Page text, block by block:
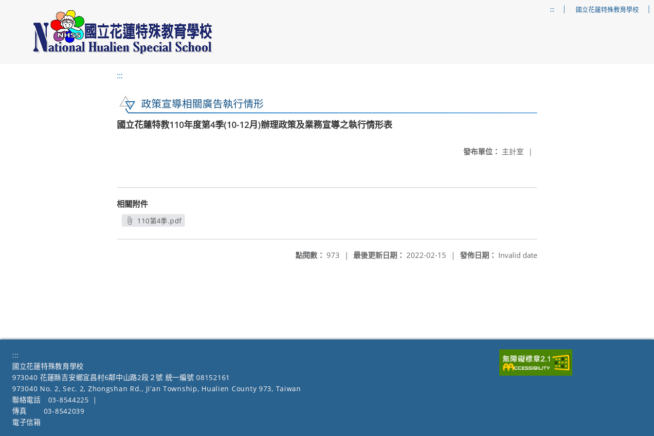
::: 國立花蓮特殊教育學校
:::
政策宣導相關廣告執行情形
國立花蓮特教110年度第4季(10-12月)辦理政策及業務宣導之執行情形表
發布單位： 主計室 |
相關附件
110第4季.pdf
發佈日期： Invalid date
最後更新日期： 2022-02-15 |
點閱數： 973 |
:::
國立花蓮特殊教育學校
973040 花蓮縣吉安鄉宜昌村6鄰中山路2段２號 統一編號 08152161
973040 No. 2, Sec. 2, Zhongshan Rd., Ji’an Township, Hualien County 973, Taiwan
聯絡電話
03-8544225
|
傳真
03-8542039
電子信箱